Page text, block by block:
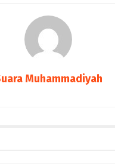
Muhammadiyah